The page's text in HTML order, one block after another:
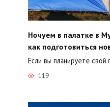
Ночуем в палатке в
как подготовиться
Если вы планируете свой
119